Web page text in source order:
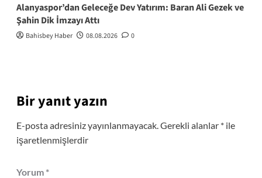
Alanyaspor’dan Geleceğe Dev Yatırım: Baran Ali Gezek ve
Şahin Dik İmzayı Attı
Bahisbey Haber 08.08.2026 0
Bir yanıt yazın
E-posta adresiniz yayınlanmayacak. Gerekli alanlar *ile
işaretlenmişlerdir
Yorum *